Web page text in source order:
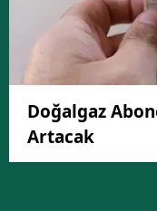
Doğalgaz
Artacak